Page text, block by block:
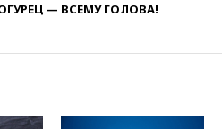
— ВСЕМУ ГОЛОВА!